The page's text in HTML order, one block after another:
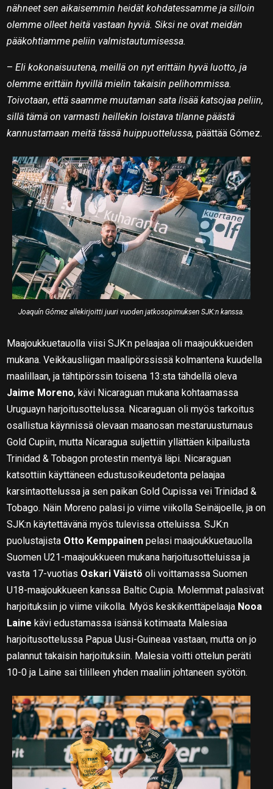
nähneet sen aikaisemmin heidät kohdatessamme ja silloin
olemme olleet heitä vastaan hyviä. Siksi ne ovat meidän
pääkohtiamme peliin valmistautumisessa.
–Eli kokonaisuutena, meillä on nyt erittäin hyvä luotto, ja
olemme erittäin hyvillä mielin takaisin pelihommissa.
Toivotaan, että saamme muutaman sata lisää katsojaa peliin,
sillä tämä on varmasti heillekin loistava tilanne päästä
kannustamaan meitä tässä huippuottelussa, päättää Gómez.
Joaquín Gómez allekirjoitti juuri vuoden jatkosopimuksen SJK:n kanssa.
Maajoukkuetauolla viisi SJK:n pelaajaa oli maajoukkueiden
mukana. Veikkausliigan maalipörssissä kolmantena kuudella
maalillaan, ja tähtipörssin toisena 13:sta tähdellä oleva
Jaime Moreno, kävi Nicaraguan mukana kohtaamassa
Uruguayn harjoitusottelussa. Nicaraguan oli myös tarkoitus
osallistua käynnissä olevaan maanosan mestaruusturnaus
Gold Cupiin, mutta Nicaragua suljettiin yllättäen kilpailusta
Trinidad & Tobagon protestin mentyä läpi. Nicaraguan
katsottiin käyttäneen edustusoikeudetonta pelaajaa
karsintaottelussa ja sen paikan Gold Cupissa vei Trinidad &
Tobago. Näin Moreno palasi jo viime viikolla Seinäjoelle, ja on
SJK:n käytettävänä myös tulevissa otteluissa. SJK:n
puolustajista Otto Kemppainen pelasi maajoukkuetauolla
Suomen U21-maajoukkueen mukana harjoitusotteluissa ja
vasta 17-vuotias Oskari Väistö oli voittamassa Suomen
U18-maajoukkueen kanssa Baltic Cupia. Molemmat palasivat
harjoituksiin jo viime viikolla. Myös keskikenttäpelaaja Nooa
Laine kävi edustamassa isänsä kotimaata Malesiaa
harjoitusottelussa Papua Uusi-Guineaa vastaan, mutta on jo
palannut takaisin harjoituksiin. Malesia voitti ottelun peräti
10-0 ja Laine sai tililleen yhden maaliin johtaneen syötön.